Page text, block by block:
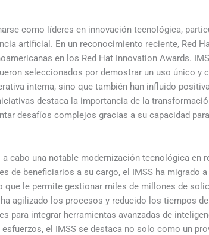
como líderes en innovación tecnológica,
artificial. En un reconocimiento reciente, Red
en los Red Hat Innovation Awards.
seleccionados por demostrar un uso único y
interna, sino que también han influido
destaca la importancia de la
desafíos complejos gracias a su capacidad
cabo una notable modernización tecnológica en
de beneficiarios a su cargo, el IMSS ha migrado
que le permite gestionar miles de millones de
agilizado los procesos y reducido los tiempos
para integrar herramientas avanzadas de
el IMSS se destaca no solo como un